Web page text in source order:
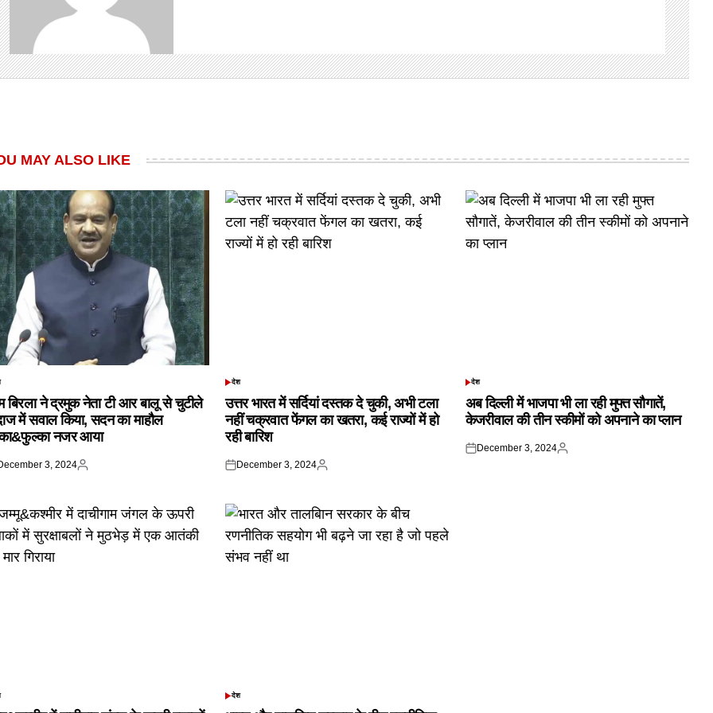
MAY ALSO LIKE
बिरला ने द्रमुक नेता टी आर बालू से चुटीले
में सवाल किया, सदन का माहौल
नजर आया
3, 2024
Posted
POSTED
देश
उत्तर भारत में सर्दियां दस्तक दे चुकी, अभी टला
नहीं चक्रवात फेंगल का खतरा, कई राज्यों में हो
रही बारिश
Posted
December 3, 2024
Posted
POSTED
देश
अब दिल्ली में भाजपा भी ला रही मुफ्त सौगातें,
केजरीवाल की तीन स्कीमों को अपनाने का प्लान
Posted
December 3, 2024
Posted
POSTED
देश